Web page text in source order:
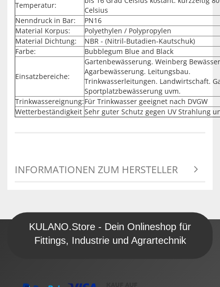
Temperatur:
Celsius
Nenndruck in Bar:
PN16
Material Korpus:
Polyethylen / Polypropylen
Material Dichtung:
NBR - (Nitril-Butadien-Kautschuk)
Farbe:
Bubblegum Blue and Black
Einsatzbereiche:
Gartenbewässerung. Weinberg
Agarbewässerung. Leitungsbau.
Trinkwasserleitungen. Landwirtschaft.
Sportplatzbewässerung uvm.
Trinkwassereignung:Für Trinkwasser geeignet nach DVGW
Wetterbeständigkeit Sehr guter Schutz gegen UV Strahlung
INFORMATIONEN ZUM HERSTELLER
KULANO.Store - Dein Onlineshop für
Fittings, Industrie und Agrartechnik